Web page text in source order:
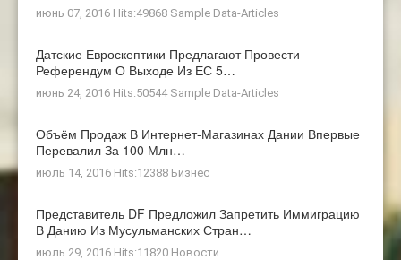
июнь 07, 2016 Hits:49868 Sample Data-Articles
Датские Евроскептики Предлагают Провести
Референдум О Выходе Из ЕС 5…
июнь 24, 2016 Hits:50544 Sample Data-Articles
Объём Продаж В Интернет-Магазинах Дании Впервые
Перевалил За 100 Млн…
июль 14, 2016 Hits:12388 Бизнес
Представитель DF Предложил Запретить Иммиграцию
В Данию Из Мусульманских Стран…
июль 29, 2016 Hits:11820 Новости